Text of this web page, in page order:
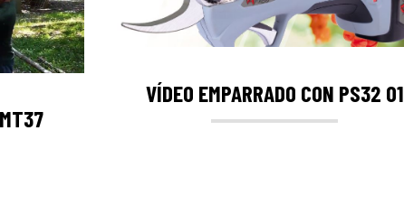
VÍDEO EMPARRADO CON PS32 01